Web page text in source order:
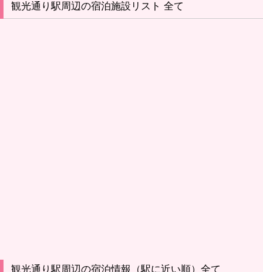
観光通り駅周辺の宿泊施設リスト 全て
観光通り駅周辺の宿泊情報（駅に近い順）全て